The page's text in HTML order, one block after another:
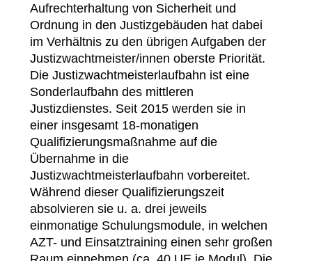
Aufrechterhaltung von Sicherheit und
Ordnung in den Justizgebäuden hat dabei
im Verhältnis zu den übrigen Aufgaben der
Justizwachtmeister/innen oberste Priorität.
Die Justizwachtmeisterlaufbahn ist eine
Sonderlaufbahn des mittleren
Justizdienstes. Seit 2015 werden sie in
einer insgesamt 18-monatigen
Qualifizierungsmaßnahme auf die
Übernahme in die
Justizwachtmeisterlaufbahn vorbereitet.
Während dieser Qualifizierungszeit
absolvieren sie u. a. drei jeweils
einmonatige Schulungsmodule, in welchen
AZT- und Einsatztraining einen sehr großen